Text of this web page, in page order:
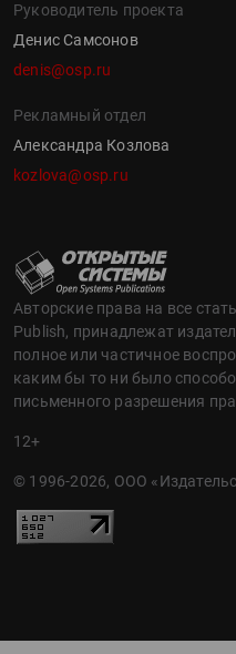
Руководитель проекта
Денис Самсонов
denis@osp.ru
Рекламный отдел
Александра Козлова
kozlova@osp.ru
Авторские права на все
Publish, принадлежат
полное или частичное
каким бы то ни было
письменного разрешения
12+
© 1996-2026, ООО